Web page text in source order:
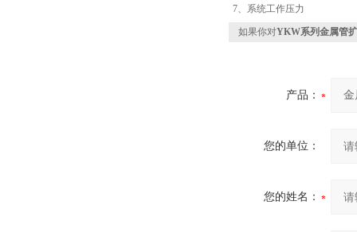
7、系统工作压力
如果你对YKW系列金属管
产品：
您的单位：
您的姓名：